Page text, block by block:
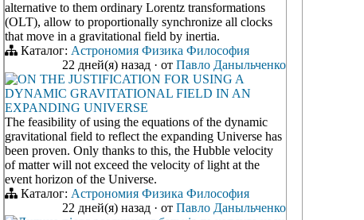
alternative to them ordinary Lorentz transformations
(OLT), allow to proportionally synchronize all clocks
that move in a gravitational field by inertia.
Каталог: Астрономия Физика Философия
22 дней(я) назад · от Павло Даныльченко
ON THE JUSTIFICATION FOR USING A
DYNAMIC GRAVITATIONAL FIELD IN AN
EXPANDING UNIVERSE
The feasibility of using the equations of the dynamic
gravitational field to reflect the expanding Universe has
been proven. Only thanks to this, the Hubble velocity
of matter will not exceed the velocity of light at the
event horizon of the Universe.
Каталог: Астрономия Физика Философия
22 дней(я) назад · от Павло Даныльченко